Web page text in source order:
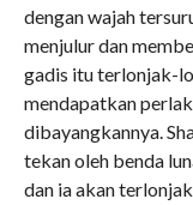
dengan wajah
menjulur dan
gadis itu terlonjak-
mendapatkan
dibayangkannya.
tekan oleh benda
dan ia akan